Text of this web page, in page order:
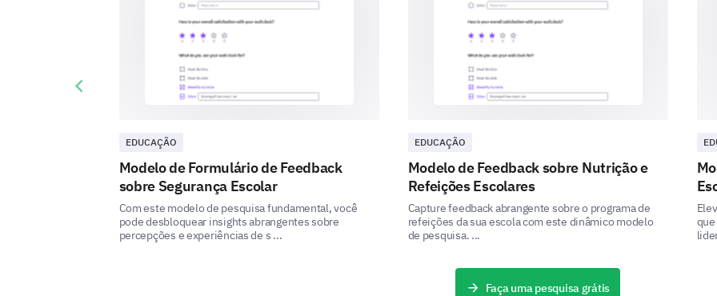
How strongly do you agree with the
assignments and course materials?
(Option: Strongly Disagree - Somewhat
Agree - Strongly Agree)
Homework assignments are graded fairly
Assignments are returned in a timely manner
Feedback on assignments is helpful
EDUCAÇÃO
Modelo de Formulário de Feedback
sobre Segurança Escolar
Com este modelo de pesquisa fundamental, você
pode desbloquear insights abrangentes sobre
percepções e experiências de s ...
EDUCAÇÃO
Modelo de Feedback sobre Nutrição e
Refeições Escolares
Capture feedback abrangente sobre o programa de
refeições da sua escola com este dinâmico modelo
de pesquisa. ...
Previous slide
Faça uma pesquisa grátis